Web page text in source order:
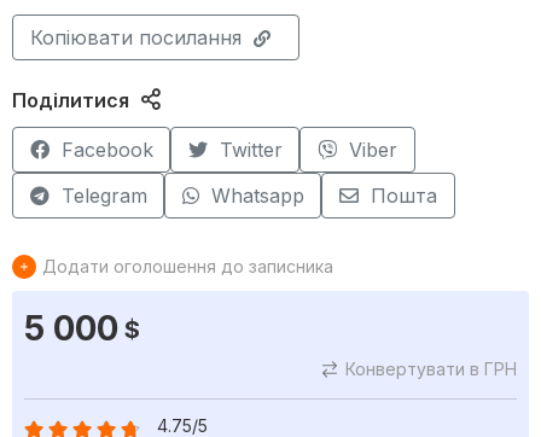
Копіювати посилання
Поділитися
Facebook Twitter
Viber
Telegram
Whatsapp Пошта
Додати оголошення до записника
5 000 $
Конвертувати в ГРН
4.75/5